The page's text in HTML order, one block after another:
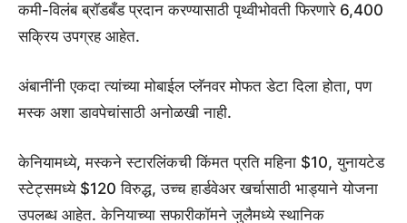
कमी-विलंब ब्रॉडबँड प्रदान करण्यासाठी पृथ्वीभोवती फिरणारे 6,400
सक्रिय उपग्रह आहेत.
अंबानींनी एकदा त्यांच्या मोबाईल प्लॅनवर मोफत डेटा दिला होता, पण
मस्क अशा डावपेचांसाठी अनोळखी नाही.
केनियामध्ये, मस्कने स्टारलिंकची किंमत प्रति महिना $10, युनायटेड
स्टेट्समध्ये $120 विरुद्ध, उच्च हार्डवेअर खर्चासाठी भाड्याने योजना
उपलब्ध आहेत. केनियाच्या सफारीकॉमने जुलैमध्ये स्थानिक